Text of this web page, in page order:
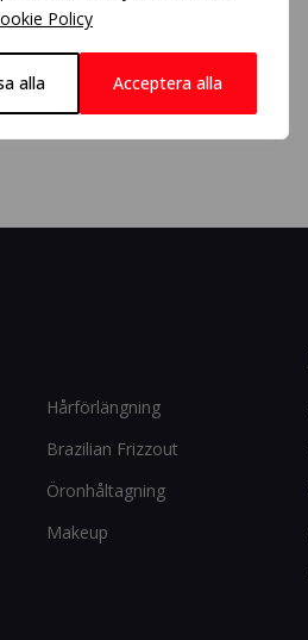
Policy
alla Acceptera alla
Hårförlängning
Brazilian Frizzout
Öronhåltagning
Makeup